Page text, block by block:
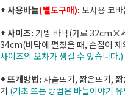
+ 사용바늘(별도구매): 모사용 코
+ 사이즈: 가방 바닥(가로 32cm×
34cm(바닥에 펼쳤을 때, 손잡이 제
사이즈의 오차가 생길 수 있습니다.)
+ 뜨개방법: 사슬뜨기, 짧은뜨기,
기 (기초 뜨는 방법은 바늘이야기